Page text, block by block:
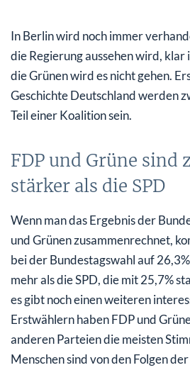
Wasserstoff wird zur
Klimawandels
Bestes Halbjahr der Geschichte
In Berlin wird noch immer
die Regierung aussehen wird, klar
die Grünen wird es nicht gehen.
Geschichte Deutschland werden
Teil einer Koalition sein.
FDP und Grüne sind
stärker als die SPD
Wenn man das Ergebnis der
und Grünen zusammenrechnet,
bei der Bundestagswahl auf
mehr als die SPD, die mit 25,7%
es gibt noch einen weiteren
Erstwählern haben FDP und
anderen Parteien die meisten
Menschen sind von den Folgen